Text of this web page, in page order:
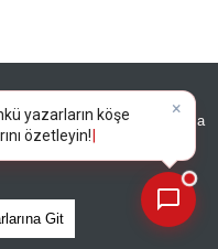
sitemizde
KVKK ve GDPR kapsamında
Metnimizi
Git
|